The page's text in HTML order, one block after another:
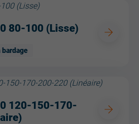
80-100 (Lisse)
bardage
120-150-170-